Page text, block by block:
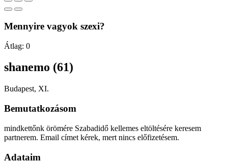
Mennyire vagyok szexi?
Átlag: 0
shanemo (61)
Budapest, XI.
Bemutatkozásom
mindkettőnk örömére Szabadidő kellemes eltöltésére keresem
partnerem. Email címet kérek, mert nincs előfizetésem.
Adataim